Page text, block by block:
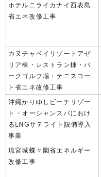
ホテルニライカナイ西表島
省エネ改修工事
カヌチャベイリゾートアゼ
リア棟・レストラン棟・パ
ークゴルフ場・テニスコー
ト省エネ改修工事
沖縄かりゆしビーチリゾー
ト・オーシャンスパにおけ
るLNGサテライト設備導入
事業
琉宮城蝶々園省エネルギー
改修工事